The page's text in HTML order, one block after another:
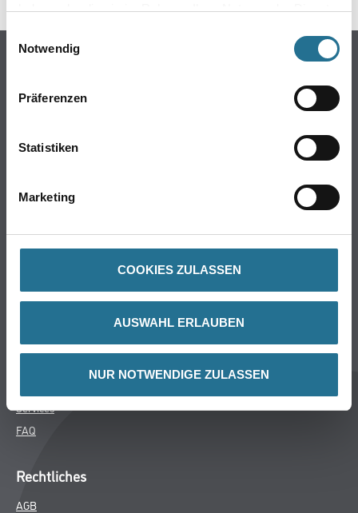
haben oder die sie im Rahmen Ihrer Nutzung der Dienste
Einwilligungsauswahl
Notwendig
Präferenzen
Statistiken
Marketing
COOKIES ZULASSEN
AUSWAHL ERLAUBEN
NUR NOTWENDIGE ZULASSEN
Online-Shop
Putze- und Spachtelmassen
Wand- & Deckenbeläge
Über uns
MPlus
Services
FAQ
Rechtliches
AGB